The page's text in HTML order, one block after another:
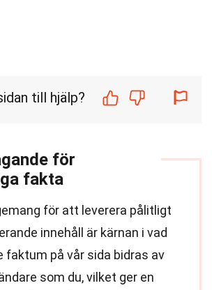
till hjälp?
för
fakta
för att leverera pålitligt
innehåll är kärnan i vad
faktum på vår sida bidras av
som du, vilket ger en